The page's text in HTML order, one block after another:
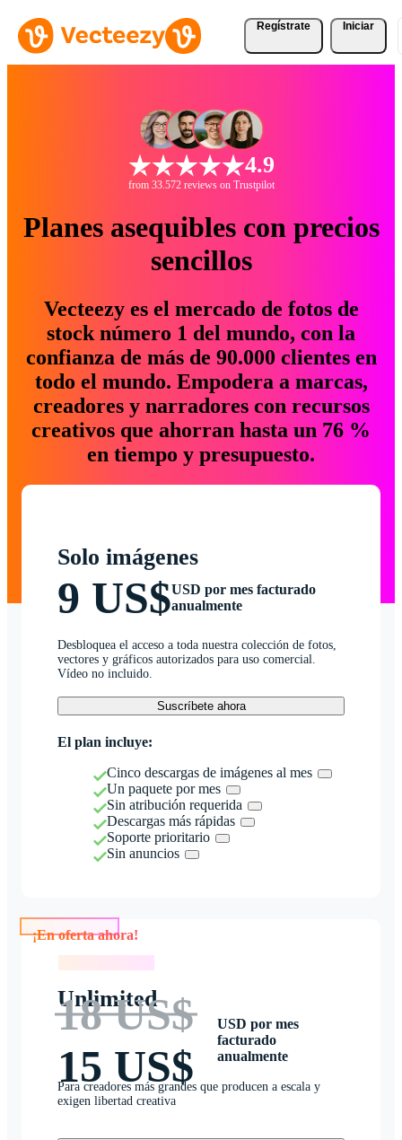
Regístrate Iniciar
4.9
from 33.572 reviews on Trustpilot
Planes asequibles con precios
sencillos
Vecteezy es el mercado de fotos de
stock número 1 del mundo, con la
confianza de más de 90.000 clientes en
todo el mundo. Empodera a marcas,
creadores y narradores con recursos
creativos que ahorran hasta un 76 %
en tiempo y presupuesto.
Solo imágenes
9 US$USD por mes facturado
anualmente
Desbloquea el acceso a toda nuestra colección de fotos,
vectores y gráficos autorizados para uso comercial.
Vídeo no incluido.
Suscríbete ahora
El plan incluye:
Cinco descargas de imágenes al mes
Un paquete por mes
Sin atribución requerida
Descargas más rápidas
Soporte prioritario
Sin anuncios
Unlimited
18 US$
15 US$
USD por mes
facturado
anualmente
Para creadores más grandes que producen a escala y
exigen libertad creativa